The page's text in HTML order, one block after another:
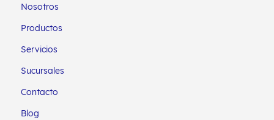
Nosotros
Productos
Servicios
Sucursales
Contacto
Blog